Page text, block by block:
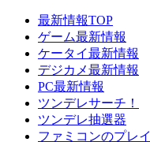
最新情報TOP
ゲーム最新情報
ケータイ最新情報
デジカメ最新情報
PC最新情報
ツンデレサーチ！
ツンデレ抽選器
ファミコンのプレ